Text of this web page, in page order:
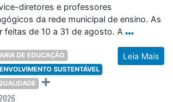
diretores e professores
da rede municipal de ensino. As
feitas de 10 a 31 de agosto. A
Leia Mais
DE EDUCAÇÃO
SUSTENTÁVEL